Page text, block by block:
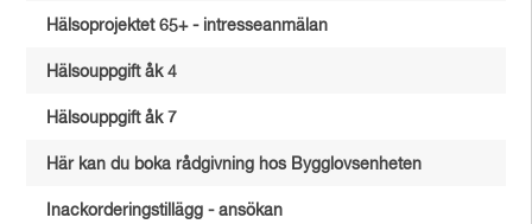
Hälsoprojektet 65+ - intresseanmälan
Hälsouppgift åk 4
Hälsouppgift åk 7
Här kan du boka rådgivning hos Bygglovsenheten
Inackorderingstillägg - ansökan